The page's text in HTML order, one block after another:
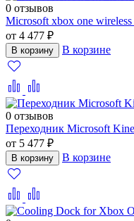
0 отзывов
Microsoft xbox one
от 4 477 ₽
В корзину В корзине
0 отзывов
Переходник Microsoft
от 5 477 ₽
В корзину В корзине